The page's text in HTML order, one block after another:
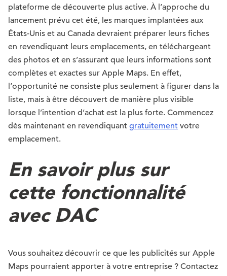
plateforme de découverte plus active. À l’approche du
lancement prévu cet été, les marques implantées aux
États-Unis et au Canada devraient préparer leurs fiches
en revendiquant leurs emplacements, en téléchargeant
des photos et en s’assurant que leurs informations sont
complètes et exactes sur Apple Maps. En effet,
l’opportunité ne consiste plus seulement à figurer dans la
liste, mais à être découvert de manière plus visible
lorsque l’intention d’achat est la plus forte. Commencez
dès maintenant en revendiquant gratuitement votre
emplacement.
En savoir plus sur
cette fonctionnalité
avec DAC
Vous souhaitez découvrir ce que les publicités sur Apple
Maps pourraient apporter à votre entreprise ? Contactez